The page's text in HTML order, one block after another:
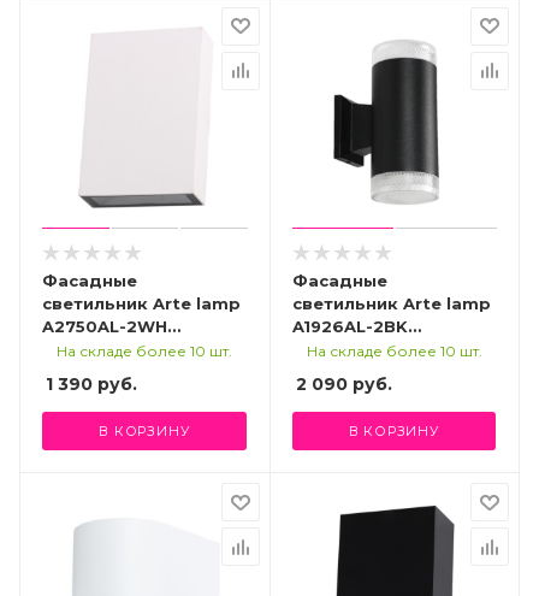
Фасадные
светильник Arte lamp
A2750AL-2WH
УЛИЧНЫЙ
На складе более 10 шт.
1 390 руб.
В КОРЗИНУ
Фасадные
светильник Arte lamp
A1926AL-2BK
УЛИЧНЫЙ
На складе более 10 шт.
2 090руб.
В КОРЗИНУ